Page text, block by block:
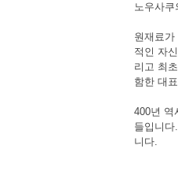
노우사
원재료
적인 자
리고 최
함한 대
400년 역
들입니
니다.